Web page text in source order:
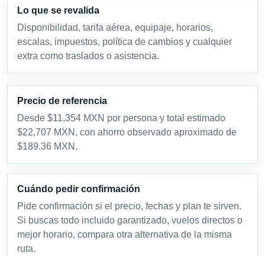
Lo que se revalida
Disponibilidad, tarifa aérea, equipaje, horarios,
escalas, impuestos, política de cambios y cualquier
extra como traslados o asistencia.
Precio de referencia
Desde $11,354 MXN por persona y total estimado
$22,707 MXN, con ahorro observado aproximado de
$189.36 MXN.
Cuándo pedir confirmación
Pide confirmación si el precio, fechas y plan te sirven.
Si buscas todo incluido garantizado, vuelos directos o
mejor horario, compara otra alternativa de la misma
ruta.